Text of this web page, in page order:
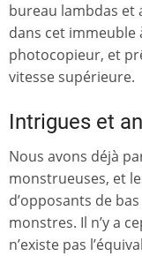
bureau lambdas et
dans cet immeuble
photocopieur, et
vitesse supérieure.
Intrigues et
Nous avons déjà
monstrueuses, et
d’opposants de
monstres. Il n’y a
n’existe pas